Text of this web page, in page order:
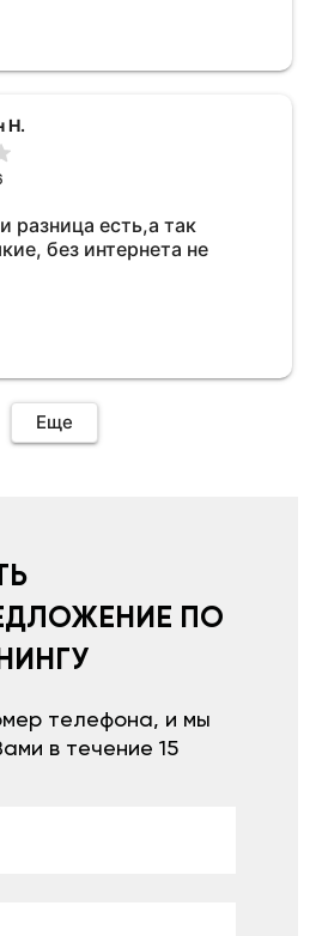
Н.
разница есть,а так
без интернета не
Еще
ПО
телефона, и мы
в течение 15